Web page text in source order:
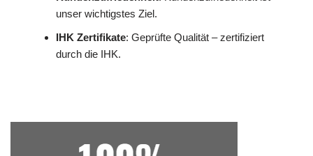
unser wichtigstes Ziel.
IHK Zertifikate: Geprüfte Qualität – zertifiziert
durch die IHK.